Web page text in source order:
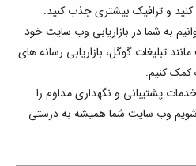
کنید و ترافیک بیشتری جذب کنید.
به شما در بازاریابی وب سایت خود
تبلیغات گوگل، بازاریابی رسانه های
کمک کنیم.
پشتیبانی و نگهداری مداوم را
شویم وب سایت شما همیشه به درستی